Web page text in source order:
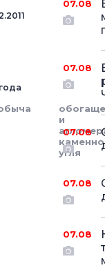
и
угля
07.08
07.08
07.08
07.08
07.08